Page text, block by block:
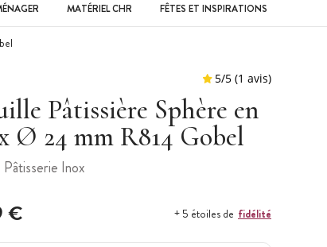
MATÉRIEL CHR FÊTES ET INSPIRATIONS
Pâtissière Sphère en
Ø 24 mm R814 Gobel
Inox
€ + 5 étoiles de fidélité